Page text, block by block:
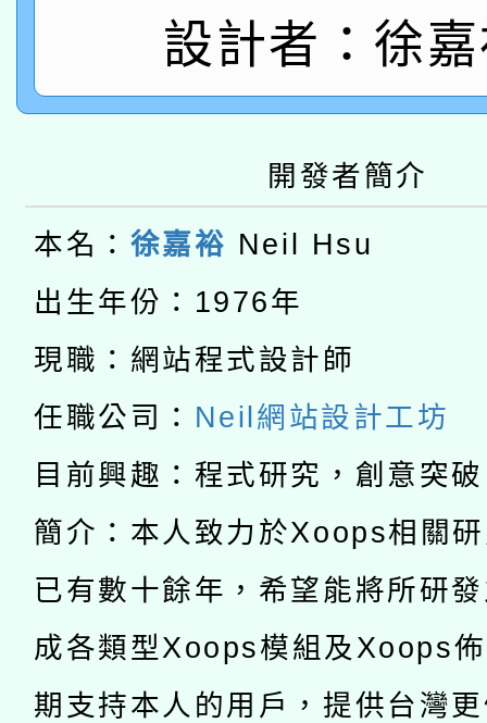
薪期間赴陸應申請許可
轉知經濟部水利署委託
業技術研究院辦理「
動」
115年8月22日(星期六
開 智慧啟航」
本校115學年度第2次
招甄選結果公告(無人
招)
適應運動共學行動站研
本館辦理115年度閱讀
暨閱讀推動專業研習
科技賦能─人工智慧
礎課程
A3數位素養講師名單
「數位內容與教學軟體
pilot」
有關大陸委員會函釋公
薪期間赴陸應申請許可
轉知經濟部水利署委託
業技術研究院辦理「
用水績優單位及節水達
115年8月22日(星期六
桃園市孔廟祈福系列
2026年桃園地景藝術
設計者：徐
開發者簡介
本名： 徐嘉裕 Neil Hsu
出生年份：1976年
現職：網站程式設計師
任職公司： Neil網站設計工坊
目前興趣：程式研究，創意突
簡介：本人致力於Xoops相關
已有數十餘年，希望能將所研
成各類型Xoops模組及Xoops
期支持本人的用戶，提供台灣